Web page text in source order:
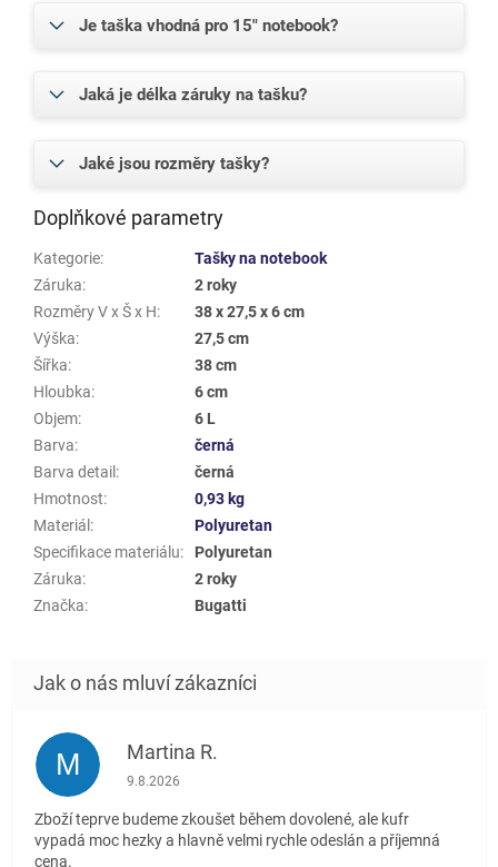
Je taška vhodná pro 15" notebook?
Jaká je délka záruky na tašku?
Jaké jsou rozměry tašky?
Doplňkové parametry
Kategorie:
Tašky na notebook
Záruka:
2 roky
Rozměry V x Š x H:
38 x 27,5 x 6 cm
Výška:
27,5 cm
Šířka:
38 cm
Hloubka:
6 cm
Objem:
6 L
Barva:
černá
Barva detail :
černá
Hmotnost:
0,93 kg
Materiál :
Polyuretan
Specifikace materiálu:
Polyuretan
Záruka:
2 roky
Značka: Bugatti
M Martina R.
Hodnocení obchodu je 5 z 5 hvězdiček.
9.8.2026
Zboží teprve budeme zkoušet během dovolené, ale kufr
vypadá moc hezky a hlavně velmi rychle odeslán a příjemná
cena.